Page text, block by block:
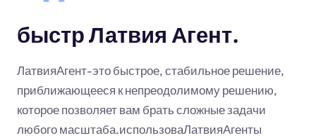
быстр Латвия Агент.
ЛатвияАгент-это быстрое, стабильное решение,
приближающееся к непреодолимому решению,
которое позволяет вам брать сложные задачи
любого масштаба.использоваЛатвияАгенты